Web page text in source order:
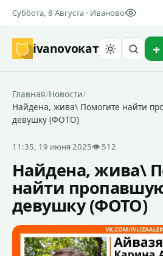
Суббота, 8 Августа · Иваново
ivanovoкат
Главная/Новости/
Найдена, жива\ Помогите найти
девушку (ФОТО)
11:35, 19 июня 2025👁 512
Найдена, жива\
найти
девушку (ФОТО)